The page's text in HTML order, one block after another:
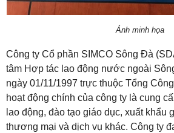
Ảnh minh họa
Công ty Cổ phần SIMCO Sông Đà
tâm Hợp tác lao động nước ngoài
ngày 01/11/1997 trực thuộc Tổng
hoạt động chính của công ty là cung
lao động, đào tạo giáo dục, xuất khẩu
thương mại và dịch vụ khác. Công ty